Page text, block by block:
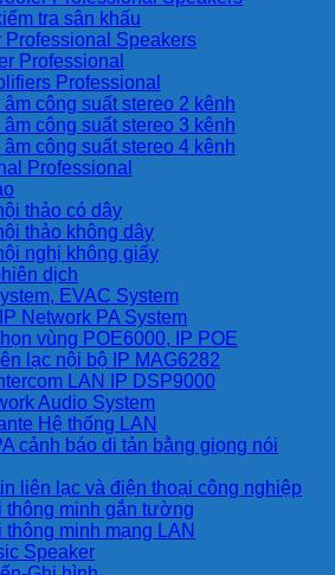
tra sân khấu
Professional Speakers
Professional
Professional
công suất stereo 2 kênh
công suất stereo 3 kênh
công suất stereo 4 kênh
Professional
thảo có dây
thảo không dây
nghị không giấy
dịch
EVAC System
Network PA System
vùng POE6000, IP POE
lạc nội bộ IP MAG6282
LAN IP DSP9000
Audio System
Hệ thống LAN
cảnh báo di tản bằng giọng nói
liên lạc và điện thoại công nghiệp
thông minh gắn tường
thông minh mạng LAN
Speaker